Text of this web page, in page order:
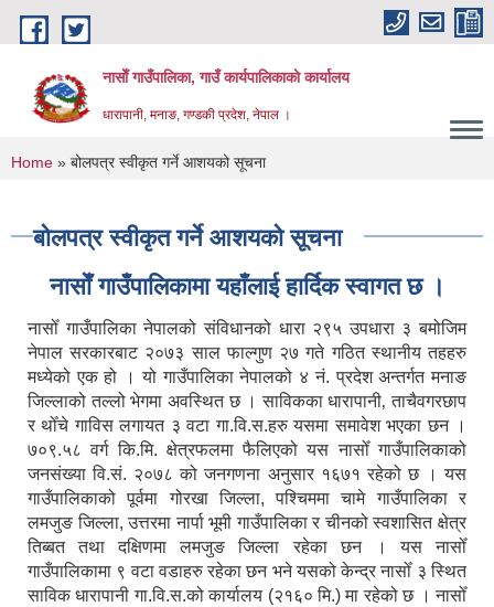
Skip to main content
नासाेँ गाउँपालिका, गाउँ कार्यपालिकाकाे कार्यालय
धारापानी, मनाङ, गण्डकी प्रदेश, नेपाल ।
You are here
Home » बोलपत्र स्वीकृत गर्ने आशयको सूचना
बोलपत्र स्वीकृत गर्ने आशयको सूचना
नासाेँ गाउँपालिकामा यहाँलाई हार्दिक स्वागत छ ।
नासोँ गाउँपालिका नेपालको संविधानको धारा २९५ उपधारा ३ बमोजिम
नेपाल सरकारबाट २०७३ साल फाल्गुण २७ गते गठित स्थानीय तहहरु
मध्येको एक हो । यो गाउँपालिका नेपालको ४ नं. प्रदेश अन्तर्गत मनाङ
जिल्लाको तल्लो भेगमा अवस्थित छ । साविकका धारापानी‚ ताचैवगरछाप
र थोँचे गाविस लगायत ३ वटा गा.वि.स.हरु यसमा समावेश भएका छन ।
७०९.५८ वर्ग कि.मि. क्षेत्रफलमा फैलिएको यस नासोँ गाउँपालिकाको
जनसंख्या वि.सं. २०७८ को जनगणना अनुसार १६७१ रहेको छ । यस
गाउँपालिकाको पूर्वमा गोरखा जिल्ला, पश्चिममा चामे गाउँपालिका र
लमजुङ जिल्ला, उत्तरमा नार्पा भूमी गाउँपालिका र चीनको स्वशासित क्षेत्र
तिब्बत तथा दक्षिणमा लमजुङ जिल्ला रहेका छन । यस नासोँ
गाउँपालिकामा ९ वटा वडाहरु रहेका छन भने यसको केन्द्र नासोँ ३ स्थित
साविक धारापानी गा.वि.स.को कार्यालय (२१६० मि.) मा रहेको छ । नासोँ